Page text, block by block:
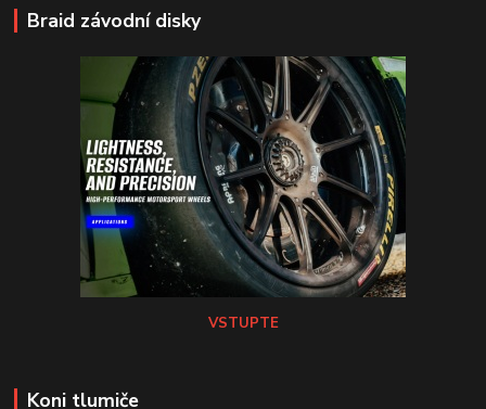
Braid závodní disky
VSTUPTE
Koni tlumiče